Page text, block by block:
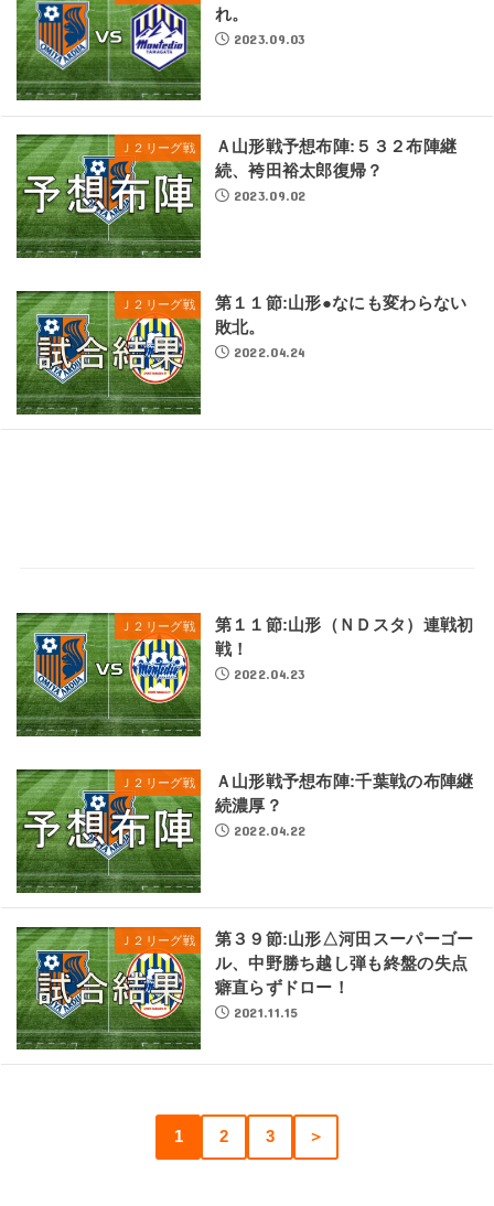
れ。
2023.09.03
Ｊ２リーグ戦
Ａ山形戦予想布陣:５３２布陣継
続、袴田裕太郎復帰？
2023.09.02
Ｊ２リーグ戦
第１１節:山形●なにも変わらない
敗北。
2022.04.24
Ｊ２リーグ戦
第１１節:山形（ＮＤスタ）連戦初
戦！
2022.04.23
Ｊ２リーグ戦
Ａ山形戦予想布陣:千葉戦の布陣継
続濃厚？
2022.04.22
Ｊ２リーグ戦
第３９節:山形△河田スーパーゴー
ル、中野勝ち越し弾も終盤の失点
癖直らずドロー！
2021.11.15
1 2 3 ＞